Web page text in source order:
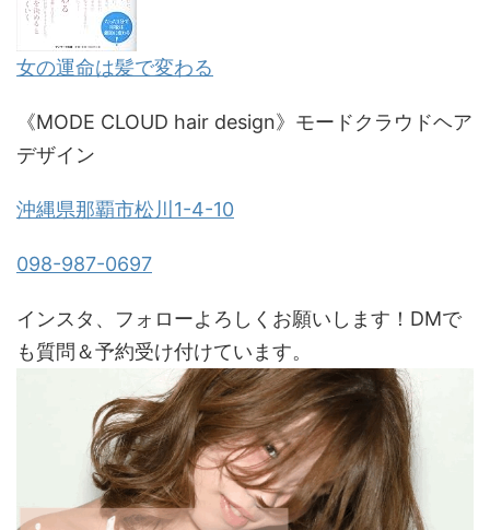
女の運命は髪で変わる
《MODE CLOUD hair design》モードクラウドヘア
デザイン
沖縄県那覇市松川1-4-10
098-987-0697
インスタ、フォローよろしくお願いします！DMで
も質問＆予約受け付けています。